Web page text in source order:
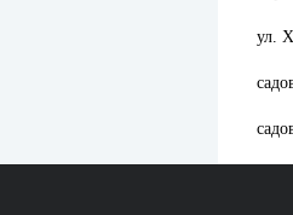
ул.